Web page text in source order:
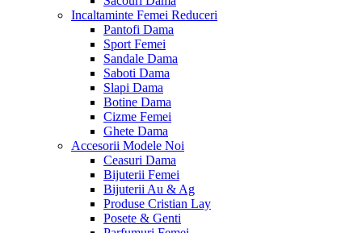
Incaltaminte Femei Reduceri
Pantofi Dama
Sport Femei
Sandale Dama
Saboti Dama
Slapi Dama
Botine Dama
Cizme Femei
Ghete Dama
Accesorii Modele Noi
Ceasuri Dama
Bijuterii Femei
Bijuterii Au & Ag
Produse Cristian Lay
Posete & Genti